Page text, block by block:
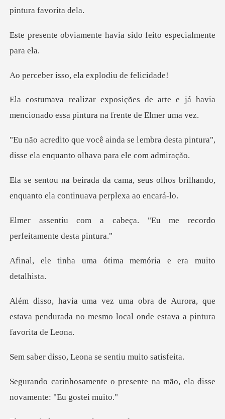
te havia sido feito es
o, ela explodiu
e arte e já havia
mencionado essa p
embra desta pintura",
disse ela enqu
seus olhos brilhando,
enquanto ela
eça. "Eu me recordo
perf
a ótima memória e er
ora, que
estava pendurada no mesmo local
Leona se sentiu m
presente na mão, ela disse